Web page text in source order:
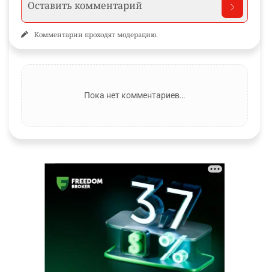
Комментарии проходят модерацию.
Пока нет комментариев…